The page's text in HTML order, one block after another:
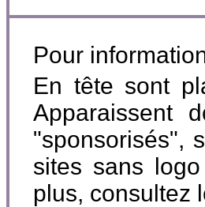
Pour
En tête sont
Apparaissent
"sponsorisés",
sites sans
plus, consultez